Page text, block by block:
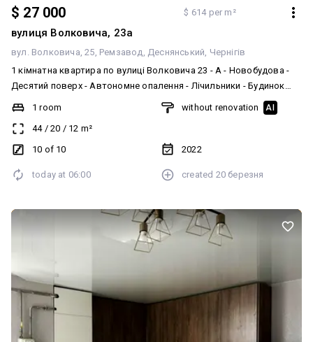
$ 27 000 $ 614 per m²
вулиця Волковича, 23а
вул. Волковича, 25 Ремзавод Деснянський Чернігів
1 кімнатна квартира по вулиці Волковича 23 - А - Новобудова -
Десятий поверх - Автономне опалення - Лічильники - Будинок
заселений - Документи зареєстровані - Гарний вигляд на місто -
Дитячий майданчик - Додатково є комора Для перегляду
квартири, будь ласка, телефонуйте!
1 room
44/ 20 / 12 m²
10 of 10
without renovation AI
2022
today at 06:00 created 20 березня